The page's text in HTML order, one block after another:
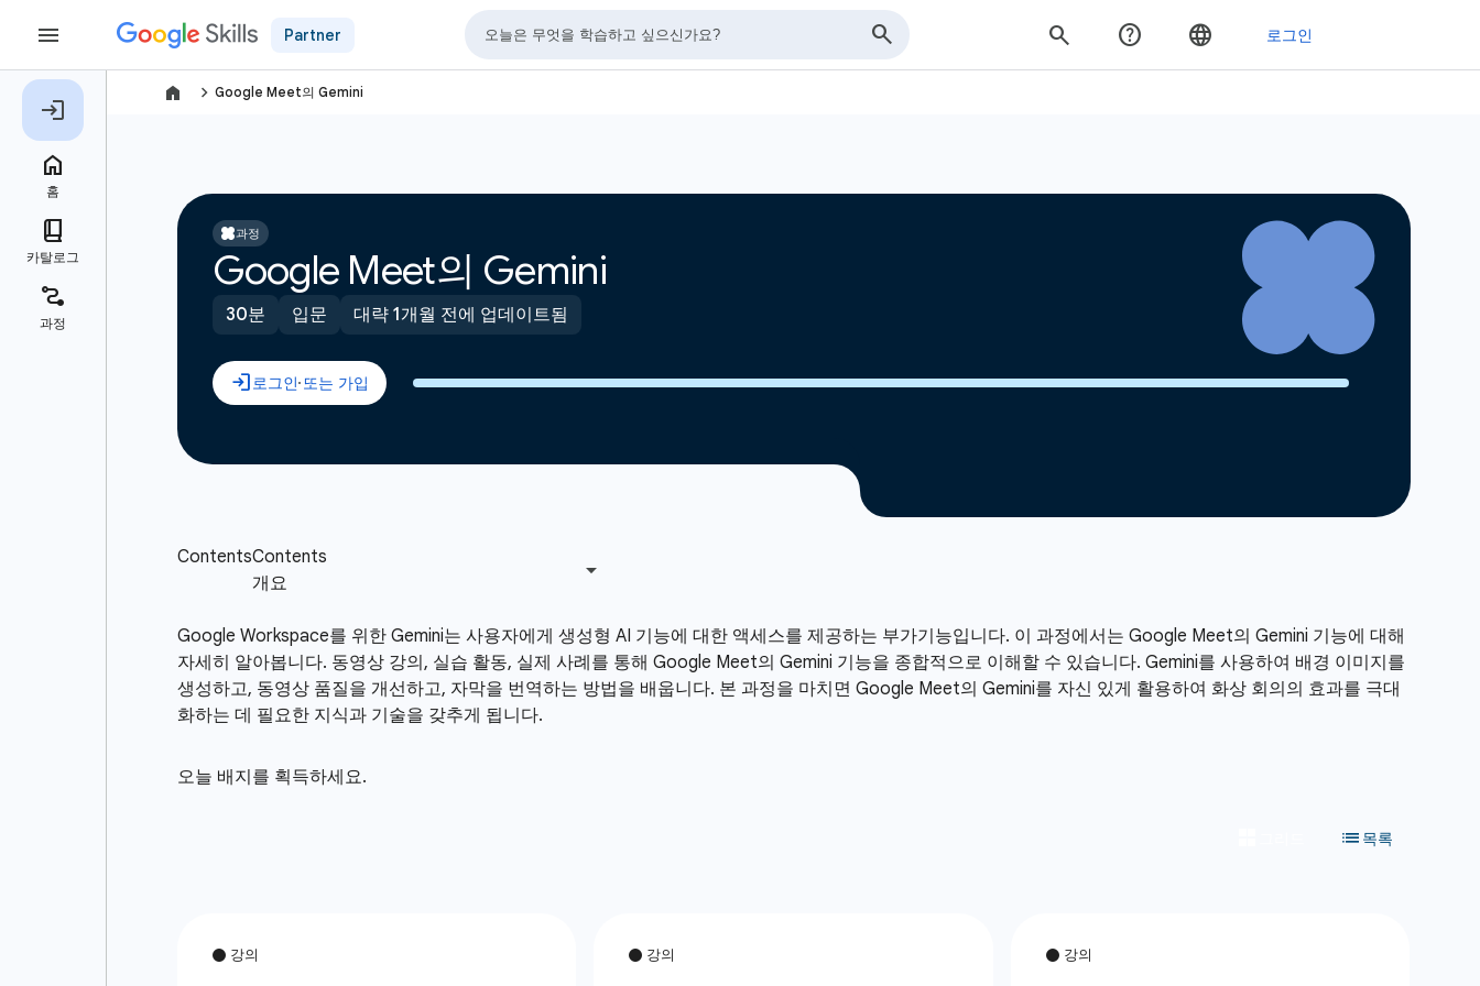
Partner
navigate_next Google Meet의 Gemini
과정
Google Meet의 Gemini
30분 입문 대략 1개월 전에 업데이트됨
Google Workspace를 위한 Gemini는 사용자에게 생성형 AI 기능에 대한 액세스를 제공하는 부가기능입니다. 이 과정에서는 Google Meet의 Gemini 기능에 대해
자세히 알아봅니다. 동영상 강의, 실습 활동, 실제 사례를 통해 Google Meet의 Gemini 기능을 종합적으로 이해할 수 있습니다. Gemini를 사용하여 배경 이미지를
생성하고, 동영상 품질을 개선하고, 자막을 번역하는 방법을 배웁니다. 본 과정을 마치면 Google Meet의 Gemini를 자신 있게 활용하여 화상 회의의 효과를 극대
화하는 데 필요한 지식과 기술을 갖추게 됩니다.
오늘 배지를 획득하세요.